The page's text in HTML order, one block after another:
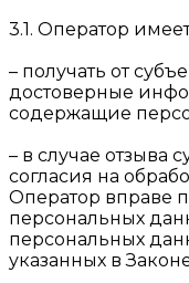
3.1. Оператор
– получать от
достоверные
содержащие
– в случае отзыва
согласия на
Оператор вправе
персональных
персональных
указанных в